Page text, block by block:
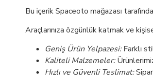
Bu içerik Spaceoto mağazası
Araçlarınıza özgünlük katmak ve
Geniş Ürün Yelpazesi:Farklı
Kaliteli Malzemeler:
Hızlı ve Güvenli Teslimat: